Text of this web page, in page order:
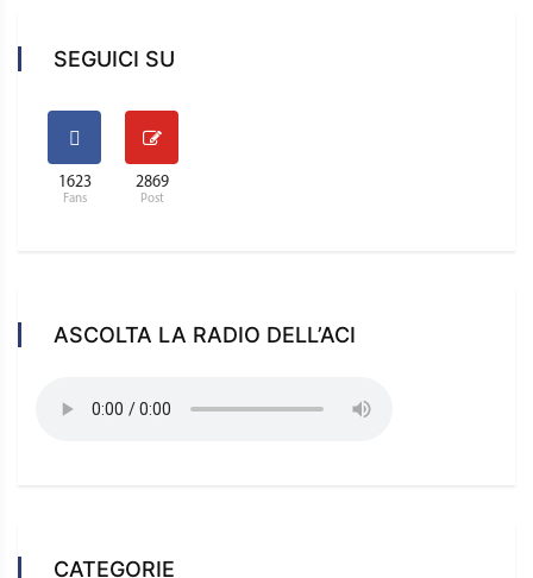
SEGUICI SU
1623
Fans
2869
Post
ASCOLTA LA RADIO DELL’ACI
CATEGORIE